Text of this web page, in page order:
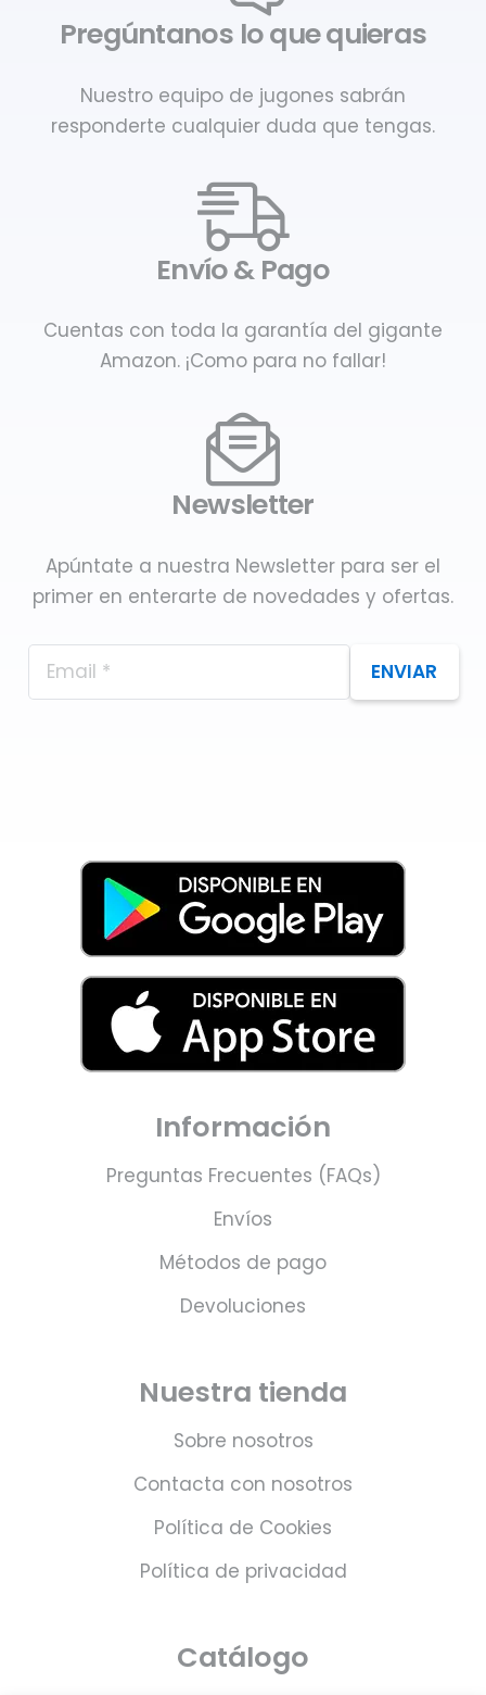
Pregúntanos lo que quieras
Nuestro equipo de jugones sabrán
responderte cualquier duda que tengas.
Envío & Pago
Cuentas con toda la garantía del gigante
Amazon. ¡Como para no fallar!
Newsletter
Apúntate a nuestra Newsletter para ser el
primer en enterarte de novedades y ofertas.
ENVIAR
Información
Preguntas Frecuentes (FAQs)
Envíos
Métodos de pago
Devoluciones
Nuestra tienda
Sobre nosotros
Contacta con nosotros
Política de Cookies
Política de privacidad
Catálogo